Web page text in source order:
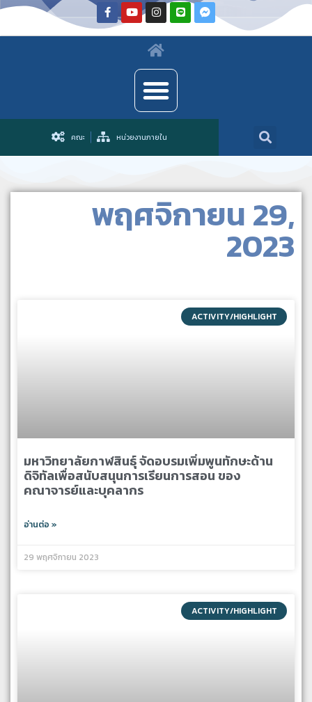
คณะ หน่วยงานภายใน
พฤศจิกายน 29,
2023
ACTIVITY/HIGHLIGHT
มหาวิทยาลัยกาฬสินธุ์ จัดอบรมเพิ่มพูนทักษะด้าน
ดิจิทัลเพื่อสนับสนุนการเรียนการสอน ของ
คณาจารย์และบุคลากร
อ่านต่อ »
29 พฤศจิกายน 2023
ACTIVITY/HIGHLIGHT